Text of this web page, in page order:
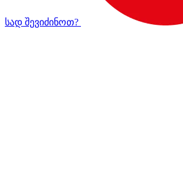
სად შევიძინოთ?